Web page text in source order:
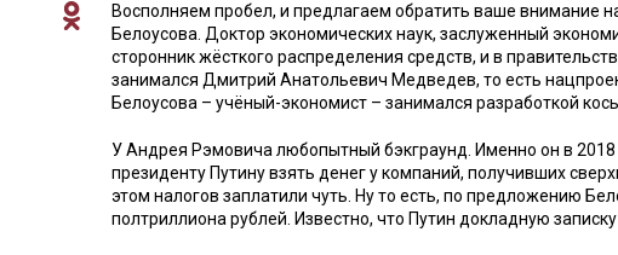
Восполняем пробел, и предлагаем обратить ваше внимание
Белоусова. Доктор экономических наук, заслуженный
сторонник жёсткого распределения средств, и в
занимался Дмитрий Анатольевич Медведев, то есть
Белоусова – учёный-экономист – занимался разработкой
У Андрея Рэмовича любопытный бэкграунд. Именно он в 2018
президенту Путину взять денег у компаний, получивших
этом налогов заплатили чуть. Ну то есть, по предложению
полтриллиона рублей. Известно, что Путин докладную